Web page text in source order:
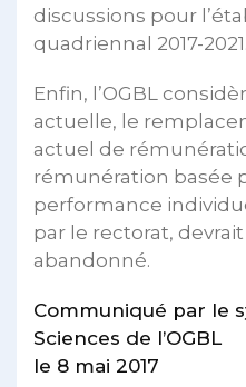
discussions pour
quadriennal 2017-2021.
Enfin, l’OGBL
actuelle, le
actuel de
rémunération basée
performance
par le rectorat,
abandonné.
Communiqué par le
Sciences de l’OGBL
le 8 mai 2017